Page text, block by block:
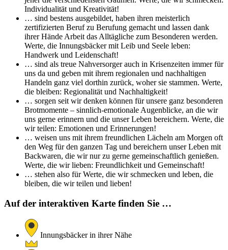
Individualität und Kreativität!
… sind bestens ausgebildet, haben ihren meisterlich
zertifizierten Beruf zu Berufung gemacht und lassen dank
ihrer Hände Arbeit das Alltägliche zum Besonderen werden.
Werte, die Innungsbäcker mit Leib und Seele leben:
Handwerk und Leidenschaft!
… sind als treue Nahversorger auch in Krisenzeiten immer für
uns da und geben mit ihrem regionalen und nachhaltigen
Handeln ganz viel dorthin zurück, woher sie stammen. Werte,
die bleiben: Regionalität und Nachhaltigkeit!
… sorgen seit wir denken können für unsere ganz besonderen
Brotmomente – sinnlich-emotionale Augenblicke, an die wir
uns gerne erinnern und die unser Leben bereichern. Werte, die
wir teilen: Emotionen und Erinnerungen!
… weisen uns mit ihrem freundlichen Lächeln am Morgen oft
den Weg für den ganzen Tag und bereichern unser Leben mit
Backwaren, die wir nur zu gerne gemeinschaftlich genießen.
Werte, die wir lieben: Freundlichkeit und Gemeinschaft!
… stehen also für Werte, die wir schmecken und leben, die
bleiben, die wir teilen und lieben!
Auf der interaktiven Karte finden Sie …
Innungsbäcker in ihrer Nähe